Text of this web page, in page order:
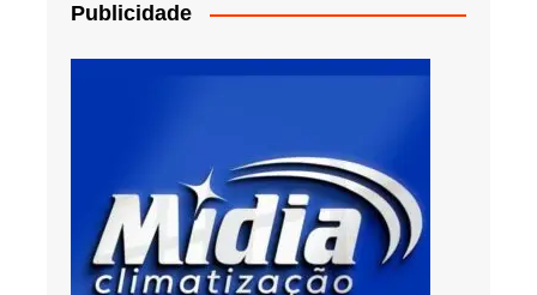
Publicidade